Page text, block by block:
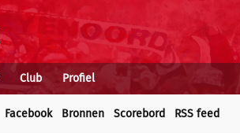
Club Profiel
Facebook Bronnen Scorebord RSS feed